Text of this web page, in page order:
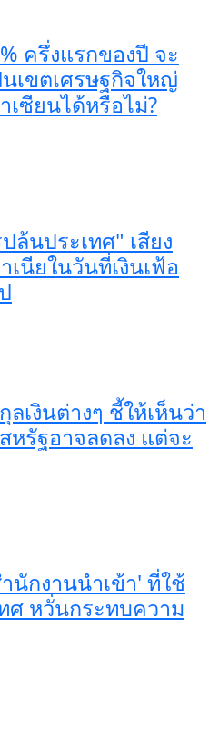
ครึ่งแรกของปี จะ
เขตเศรษฐกิจใหญ่
เซียนได้หรือไม่?
ล้นประเทศ" เสียง
นียในวันที่เงินเฟ้อ
เงินต่างๆ ชี้ให้เห็นว่า
หรัฐอาจลดลง แต่จะ
กงานนำเข้า' ที่ใช้
ศ หวั่นกระทบความ